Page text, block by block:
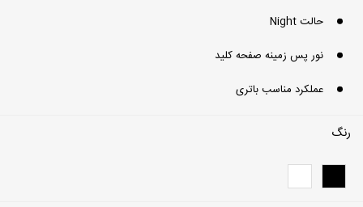
حالت Night
نور پس زمینه صفحه کلید
عملکرد مناسب باتری
رنگ